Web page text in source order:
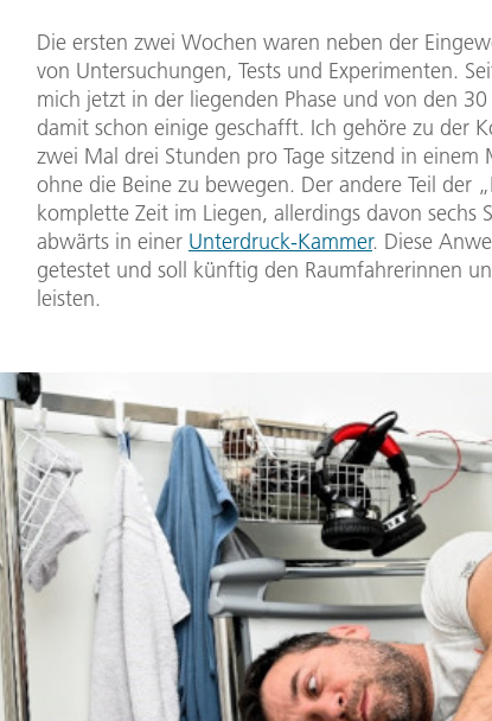
Die ersten zwei Wochen waren neben der
von Untersuchungen, Tests und Experimenten.
mich jetzt in der liegenden Phase und von den
damit schon einige geschafft. Ich gehöre zu der
zwei Mal drei Stunden pro Tage sitzend in einem
ohne die Beine zu bewegen. Der andere Teil der
komplette Zeit im Liegen, allerdings davon sechs
abwärts in einer Unterdruck-Kammer. Diese
getestet und soll künftig den Raumfahrerinnen
leisten.